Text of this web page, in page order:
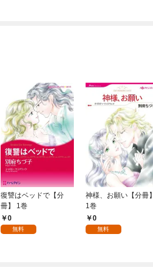
復讐はベッドで【分
冊】 1巻
0
無料
神様、お願い【分冊】
1巻
0
無料